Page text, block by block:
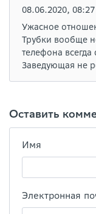
08.06.2020, 08:27
Ужасное
Трубки вообще
телефона всегда
Заведующая не
Оставить
Имя
Электронная